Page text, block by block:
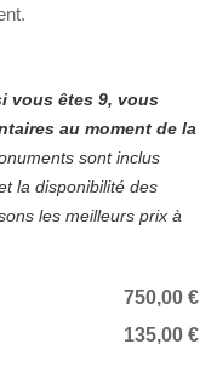
vous êtes 9, vous
au moment de la
sont inclus
la disponibilité des
les meilleurs prix à
750,00 €
135,00 €